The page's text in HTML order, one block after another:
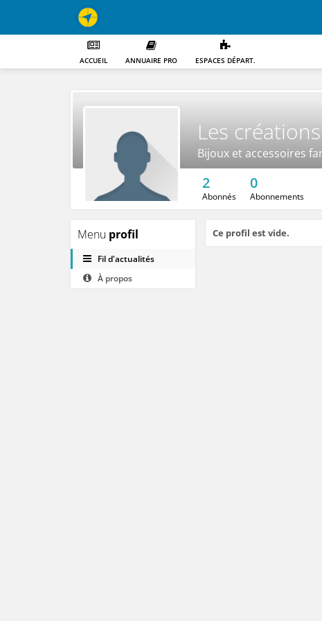
ACCUEIL ANNUAIRE PRO ESPACES DÉPART.
Les
Bijoux et accessoires
2
Abonnés
0
Abonnements
Menu profil
Fil d'actualités
À propos
Ce profil est vide.